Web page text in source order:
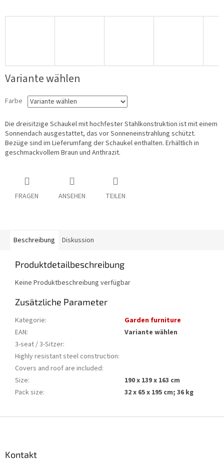
Variante wählen
Farbe
Die dreisitzige Schaukel mit hochfester Stahlkonstruktion ist mit einem
Sonnendach ausgestattet, das vor Sonneneinstrahlung schützt.
Bezüge sind im Lieferumfang der Schaukel enthalten. Erhältlich in
geschmackvollem Braun und Anthrazit.
FRAGEN ANSEHEN TEILEN
Beschreibung Diskussion
Produktdetailbeschreibung
Keine Produktbeschreibung verfügbar
Zusätzliche Parameter
Kategorie:
Garden furniture
EAN:
Variante wählen
3-seat / 3-Sitzer:
Highly resistant steel construction:
Covers and roof are included:
Size:
190 x 139 x 163 cm
Pack size: 32 x 65 x 195 cm; 36 kg
Kontakt